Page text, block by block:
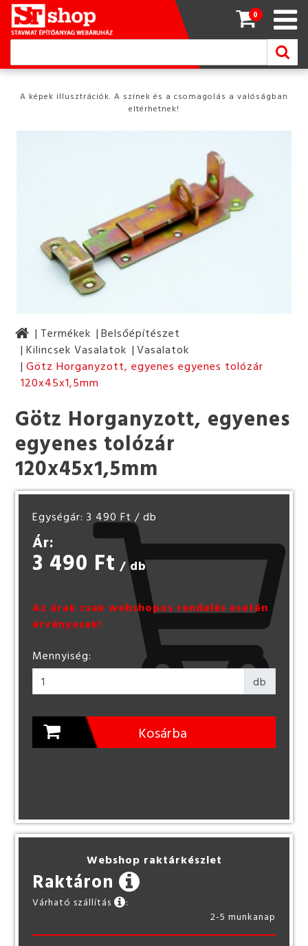
0
A képek illusztrációk. A színek és a csomagolás a valóságban
eltérhetnek!
Termékek
Belsőépítészet
Kilincsek Vasalatok
Vasalatok
Götz Horganyzott, egyenes egyenes tolózár
120x45x1,5mm
Götz Horganyzott, egyenes
egyenes tolózár
120x45x1,5mm
Egységár: 3 490 Ft / db
Ár:
3 490 Ft / db
Az árak csak webshopos rendelés esetén
érvényesek!
Mennyiség:
db
Kosárba
Webshop raktárkészlet
Raktáron
Várható szállítás
:
2-5 munkanap